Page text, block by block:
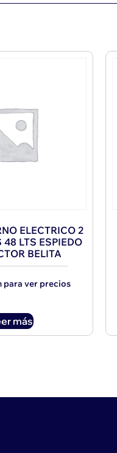
ELECTRICO 2
48 LTS ESPIEDO
BELITA
para ver precios
más